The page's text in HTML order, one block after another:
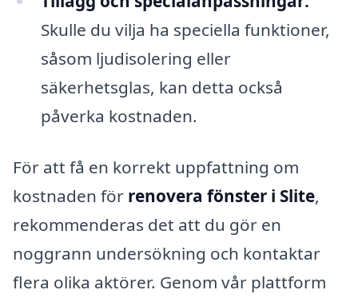
Skulle du vilja ha speciella funktioner,
såsom ljudisolering eller
säkerhetsglas, kan detta också
påverka kostnaden.
För att få en korrekt uppfattning om
kostnaden för renovera fönster i Slite,
rekommenderas det att du gör en
noggrann undersökning och kontaktar
flera olika aktörer. Genom vår plattform